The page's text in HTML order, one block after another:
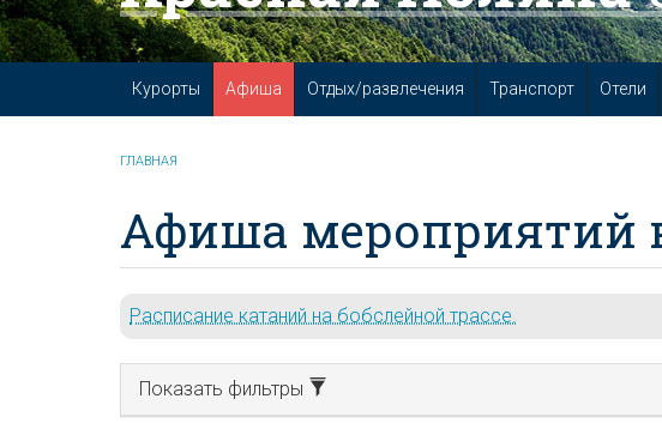
Курорты Афиша Отдых/развлечения Транспорт Отели
ГЛАВНАЯ
Афиша мероприятий
Расписание катаний на бобслейной трассе.
Показать фильтры